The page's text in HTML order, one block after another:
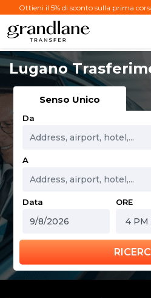
Ottieni il 5% di sconto sulla prima
Lugano
Senso Unico
Da
A
Data ORE